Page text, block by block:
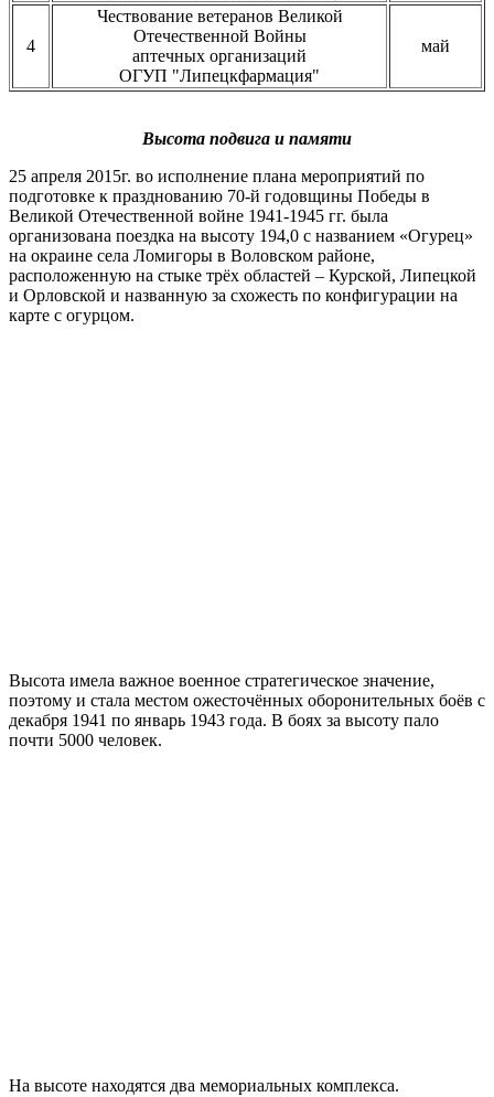
4
Чествование ветеранов Великой
Отечественной Войны
аптечных организаций
ОГУП "Липецкфармация"
май
Высота подвига и памяти
25 апреля 2015г. во исполнение плана мероприятий по
подготовке к празднованию 70-й годовщины Победы в
Великой Отечественной войне 1941-1945 гг. была
организована поездка на высоту 194,0 с названием «Огурец»
на окраине села Ломигоры в Воловском районе,
расположенную на стыке трёх областей – Курской, Липецкой
и Орловской и названную за схожесть по конфигурации на
карте с огурцом.
Высота имела важное военное стратегическое значение,
поэтому и стала местом ожесточённых оборонительных боёв с
декабря 1941 по январь 1943 года. В боях за высоту пало
почти 5000 человек.
На высоте находятся два мемориальных комплекса.